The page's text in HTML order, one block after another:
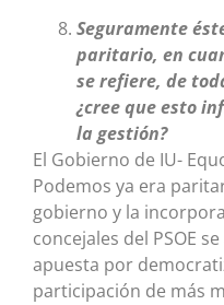
Seguramente
paritario, en
se refiere, de
¿cree que esto
la gestión?
El Gobierno de IU-
Podemos ya era
gobierno y la
concejales del PSOE
apuesta por
participación de más